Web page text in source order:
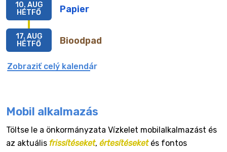
Papier
10. AUG
HÉTFŐ
Bioodpad
17. AUG
HÉTFŐ
Zobraziť celý kalendár
Mobil alkalmazás
Töltse le a önkormányzata Vízkelet mobilalkalmazást és
az aktuális frissítéseket, értesítéseketés fontos